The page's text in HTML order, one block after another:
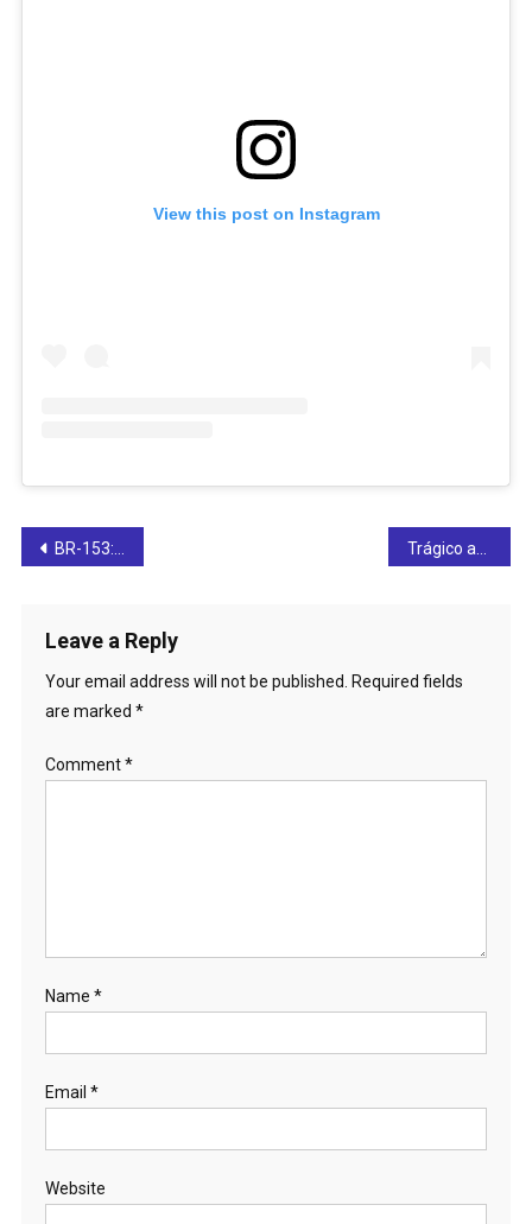
View this post on Instagram
Post
BR-153: motorista é encaminhado para Uruaçu em estado grave após colisão na madrugada deste domingo (09)
Leave a Reply
Your email address will not be published.
Required fields
are marked *
Comment*
Name *
Email *
Website